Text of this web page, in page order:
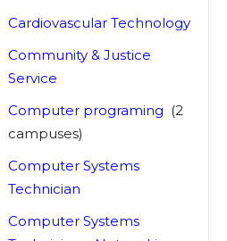
Cardiovascular Technology
Community & Justice
Service
Computer programing (2
campuses)
Computer Systems
Technician
Computer Systems